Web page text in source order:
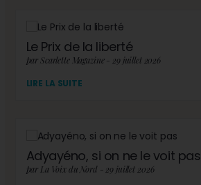
Le Prix de la liberté
par Scarlette Magazine - 29 juillet 2026
LIRE LA SUITE
Adyayéno, si on ne le voit pas
par La Voix du Nord - 29 juillet 2026